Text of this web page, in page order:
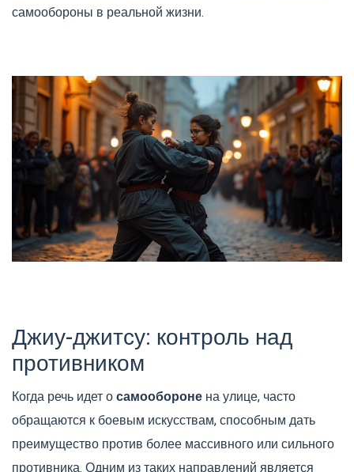
самообороны в реальной жизни.
Джиу-джитсу: контроль над
противником
Когда речь идет осамообороне на улице, часто
обращаются к боевым искусствам, способным дать
преимущество против более массивного или сильного